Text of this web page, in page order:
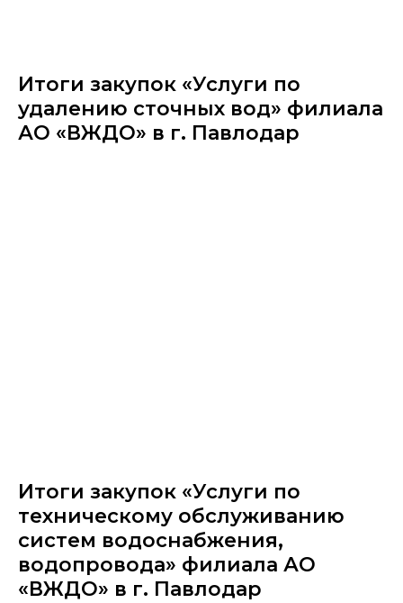
Итоги закупок «Услуги по
удалению сточных вод» филиала
АО «ВЖДО» в г. Павлодар
Итоги закупок «Услуги по
техническому обслуживанию
систем водоснабжения,
водопровода» филиала АО
«ВЖДО» в г. Павлодар